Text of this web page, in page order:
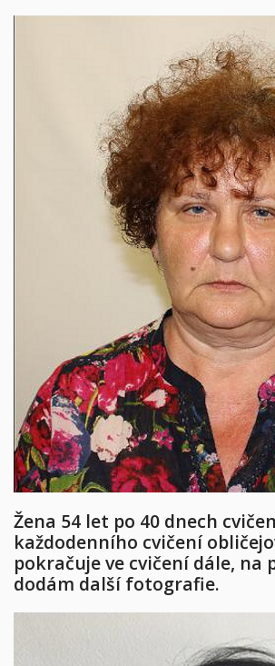
Žena 54 let po 40 dnech
každodenního cvičení
pokračuje ve cvičení dále, na
dodám další fotografie.